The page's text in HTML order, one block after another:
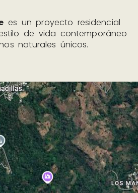
es un proyecto residencial
de vida contemporáneo
naturales únicos.